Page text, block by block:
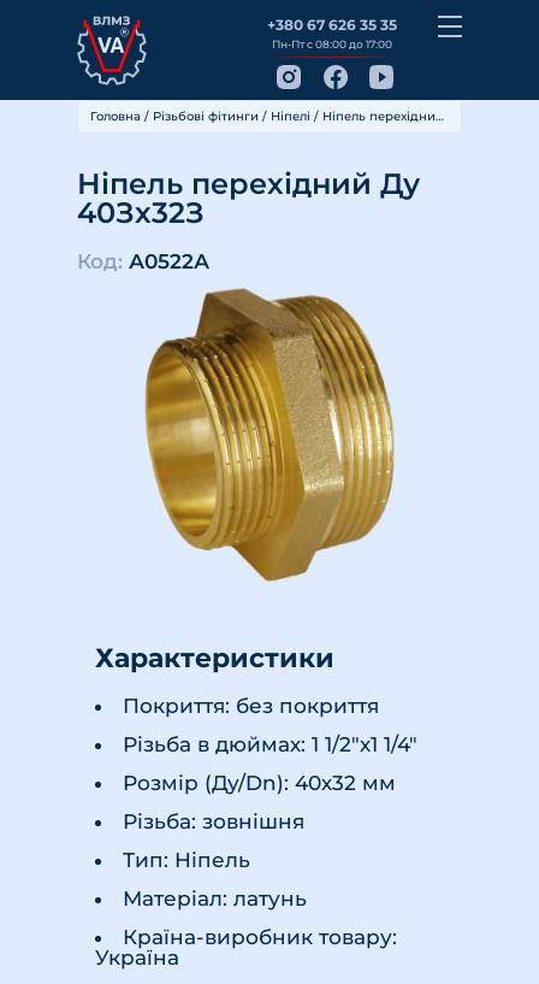
+380 67 626 35 35
Пн-Пт с 08:00 до 17:00
Головна / Різьбові фітинги / Ніпелі / Ніпель перехідний Ду 40Зх32З
Ніпель перехідний Ду
40Зх32З
Код: А0522А
Характеристики
Покриття: без покриття
Різьба в дюймах: 1 1/2"х1 1/4"
Розмір (Ду/Dn): 40х32 мм
Різьба: зовнішня
Тип: Ніпель
Матеріал: латунь
Країна-виробник товару:
Україна